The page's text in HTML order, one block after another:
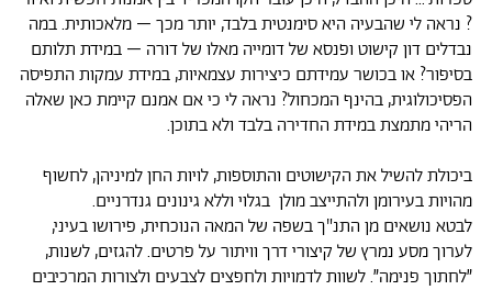
? נראה לי שהבעיה היא סימנטית בלבד, יותר מכך – מלאכותית. במה
נבדלים דון קישוט ופנסא של דומייה מאלו של דורה – במידת תלותם
בסיפור? או בכושר עמידתם כיצירות עצמאיות, במידת עמקות התפיסה
הפסיכולוגית, בהינף המכחול? נראה לי כי אם אמנם קיימת כאן שאלה
הריהי מתמצת במידת החדירה בלבד ולא בתוכן.
ביכולת להשיל את הקישוטים והתוספות, לויות החן למיניהן, לחשוף
מהויות בעירומן ולהתייצב מולן בגלוי וללא גינונים גנדרניים.
לבטא נושאים מן התנ"ך בשפה של המאה הנוכחית, פירושו בעיני,
לערוך מסע נמרץ של קיצורי דרך וויתור על פרטים. להגזים, לשנות,
״לחתוך פנימה״. לשוות לדמויות ולחפצים לצבעים ולצורות המרכיבים